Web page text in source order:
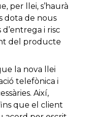
per llei, s’haurà
dota de nous
i risc
del producte
la nova llei
telefònica i
Així,
que el client